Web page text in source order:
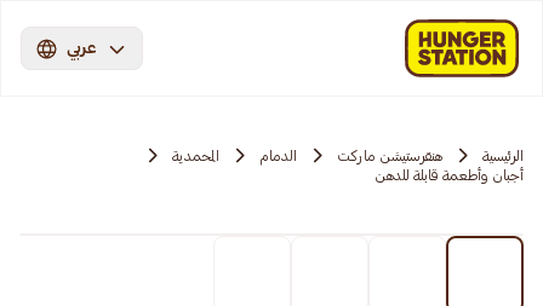
عربي
الرئيسية هنقرستيشن ماركت الدمام
المحمدية
أجبان وأطعمة قابلة للدهن